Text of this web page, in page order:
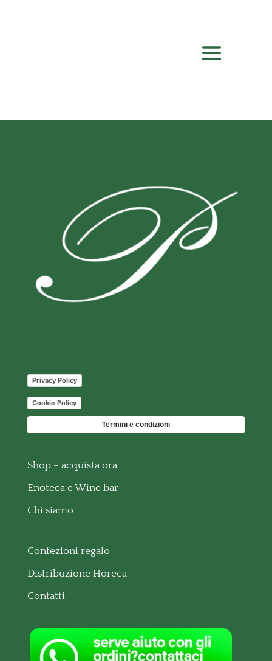
Privacy Policy
Cookie Policy
Termini e condizioni
Shop – acquista ora
Enoteca e Wine bar
Chi siamo
Confezioni regalo
Distribuzione Horeca
Contatti